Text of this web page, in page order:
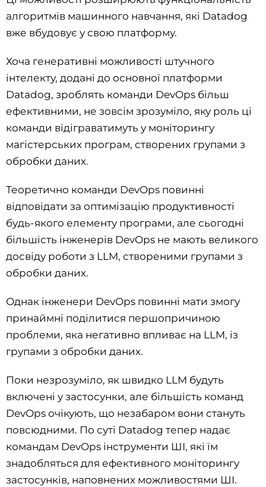
алгоритмів машинного навчання, які Datadog
вже вбудовує у свою платформу.
Хоча генеративні можливості штучного
інтелекту, додані до основної платформи
Datadog, зроблять команди DevOps більш
ефективними, не зовсім зрозуміло, яку роль ці
команди відіграватимуть у моніторингу
магістерських програм, створених групами з
обробки даних.
Теоретично команди DevOps повинні
відповідати за оптимізацію продуктивності
будь-якого елементу програми, але сьогодні
більшість інженерів DevOps не мають великого
досвіду роботи з LLM, створеними групами з
обробки даних.
Однак інженери DevOps повинні мати змогу
принаймні поділитися першопричиною
проблеми, яка негативно впливає на LLM, із
групами з обробки даних.
Поки незрозуміло, як швидко LLM будуть
включені у застосунки, але більшість команд
DevOps очікують, що незабаром вони стануть
повсюдними. По суті Datadog тепер надає
командам DevOps інструменти ШІ, які їм
знадобляться для ефективного моніторингу
застосунків, наповнених можливостями ШІ.